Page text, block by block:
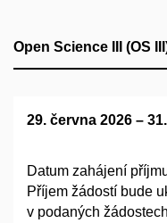
Open Science III (OS
29. června 2026 –
Datum zahájení
Příjem žádostí bude
v podaných